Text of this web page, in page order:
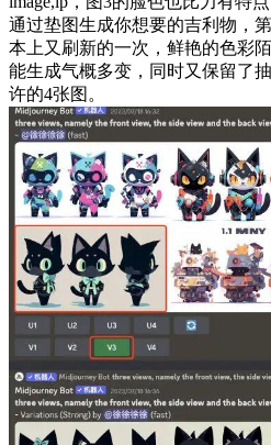
通过垫图生成你想要的吉利物，
本上又刷新的一次，鲜艳的色彩
能生成气概多变，同时又保留了
许的4张图。